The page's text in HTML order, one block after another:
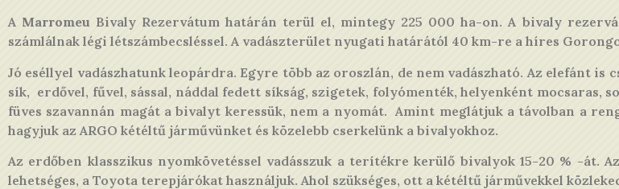
A Marromeu Bivaly Rezervátum határán terül el, mintegy 225 000 ha-on. A bivaly
számlálnak légi létszámbecsléssel. A vadászterület nyugati határától 40 km-re a híres
Jó eséllyel vadászhatunk leopárdra. Egyre több az oroszlán, de nem vadászható. Az elefánt
sík, erdővel, fűvel, sással, náddal fedett síkság, szigetek, folyómenték, helyenként mocsaras,
füves szavannán magát a bivalyt keressük, nem a nyomát. Amint meglátjuk a távolban a
hagyjuk az ARGO kétéltű járművünket és közelebb cserkelünk a bivalyokhoz.
Az erdőben klasszikus nyomkövetéssel vadásszuk a terítékre kerülő bivalyok 15-20 % -át.
lehetséges, a Toyota terepjárókat használjuk. Ahol szükséges, ott a kétéltű járművekkel